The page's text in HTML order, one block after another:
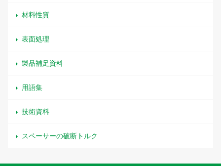
材料性質
表面処理
製品補足資料
用語集
技術資料
スペーサーの破断トルク